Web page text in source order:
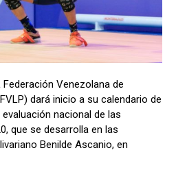
Federación Venezolana de
dará inicio a su calendario de
nacional de las
que se desarrolla en las
Benilde Ascanio, en